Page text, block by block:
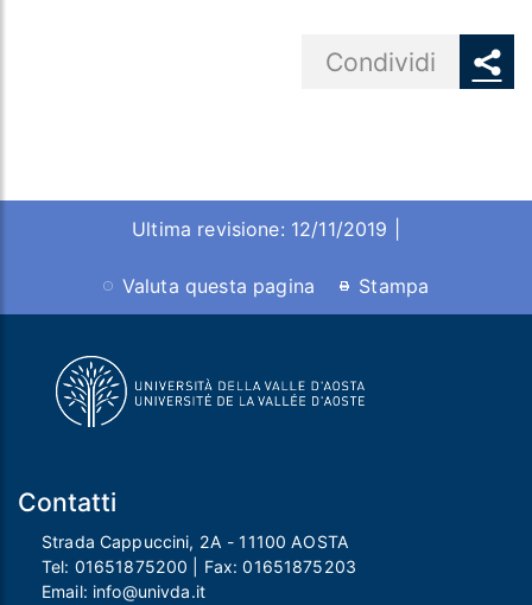
Condividi
Ultima revisione: 12/11/2019 |
Valuta questa pagina Stampa
Contatti
Strada Cappuccini, 2A - 11100 AOSTA
Tel: 01651875200 | Fax:01651875203
Email: info@univda.it